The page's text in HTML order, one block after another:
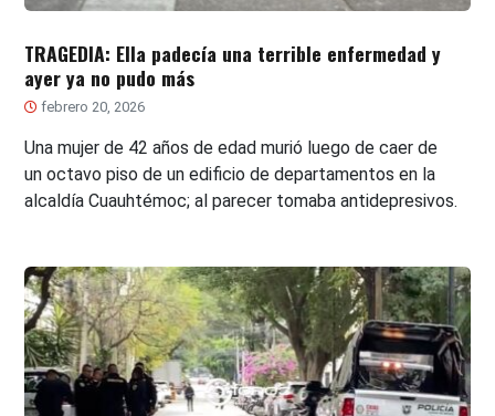
TRAGEDIA: Ella padecía una terrible enfermedad y
ayer ya no pudo más
febrero 20, 2026
Una mujer de 42 años de edad murió luego de caer de
un octavo piso de un edificio de departamentos en la
alcaldía Cuauhtémoc; al parecer tomaba antidepresivos.